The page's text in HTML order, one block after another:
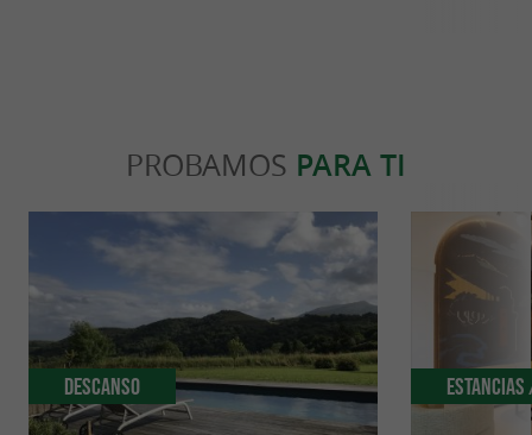
PROBAMOS PARA TI
Descanso Estancias